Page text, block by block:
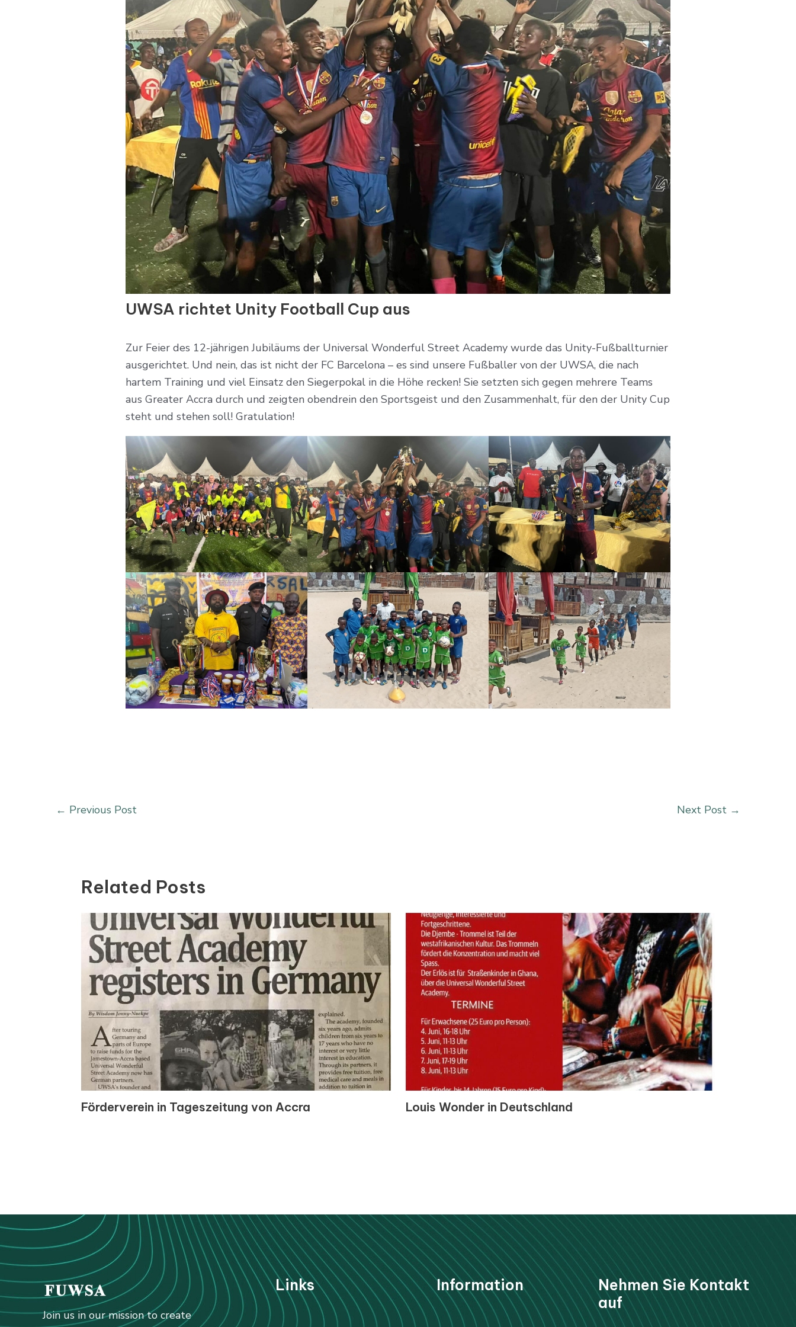
UWSA richtet Unity Football Cup aus
Zur Feier des 12-jährigen Jubiläums der Universal Wonderful Street Academy wurde das Unity-Fußballturnier
ausgerichtet. Und nein, das ist nicht der FC Barcelona – es sind unsere Fußballer von der UWSA, die nach
hartem Training und viel Einsatz den Siegerpokal in die Höhe recken! Sie setzten sich gegen mehrere Teams
aus Greater Accra durch und zeigten obendrein den Sportsgeist und den Zusammenhalt, für den der Unity Cup
steht und stehen soll! Gratulation!
← Previous Post Next Post →
Related Posts
Förderverein in Tageszeitung von Accra Louis Wonder in Deutschland
Join us in our mission to create
Links Information
Nehmen Sie Kontakt
auf